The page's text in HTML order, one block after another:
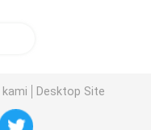
kami Desktop Site